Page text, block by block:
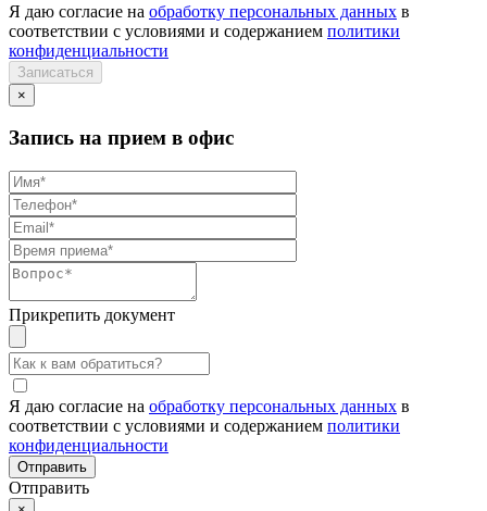
Я даю согласие на обработку персональных данных в
соответствии с условиями и содержанием политики
конфиденциальности
×
Запись на прием в офис
Прикрепить документ
Я даю согласие на обработку персональных данных в
соответствии с условиями и содержанием политики
конфиденциальности
Отправить